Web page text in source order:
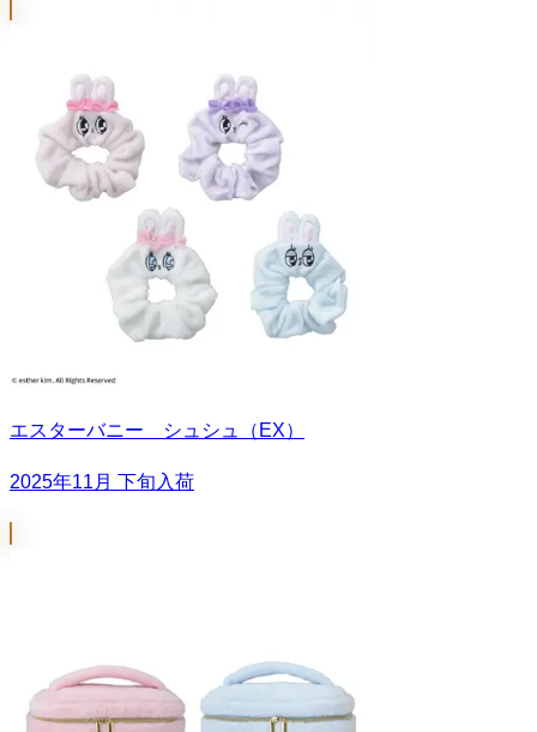
エスターバニー シュシュ（EX）
2025年11月 下旬入荷